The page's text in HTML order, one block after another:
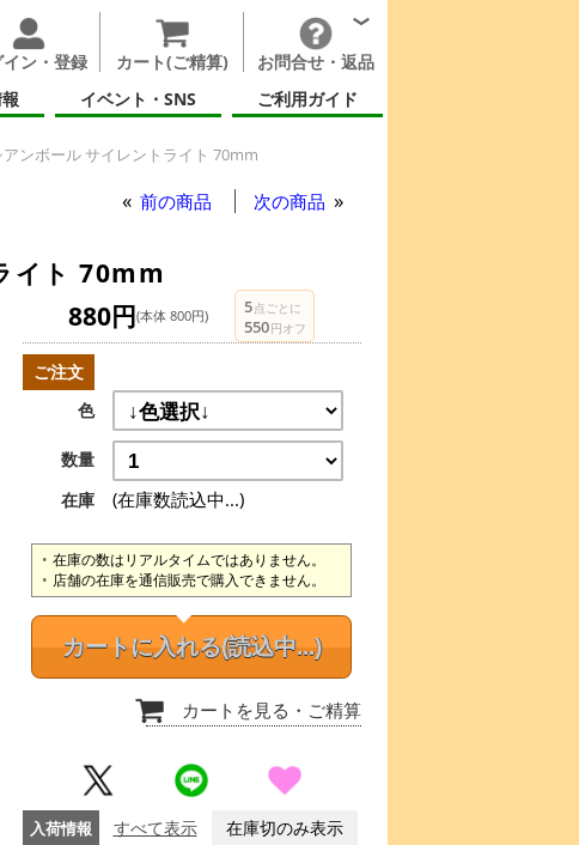
イン・登録 カート(ご精算)
お問合せ・返品
イベント・SNS ご利用ガイド
ンボール サイレントライト 70mm
前の商品 次の商品
イト 70mm
880円(本体 800円) 5点ごとに
550 円オフ
ご注文
色
数量
在庫
(在庫数読込中...)
在庫の数はリアルタイムではありません。
店舗の在庫を通信販売で購入できません。
カートに入れる(読込中...)
カートを見る ・ご精算
入荷情報 すべて表示 在庫切のみ表示